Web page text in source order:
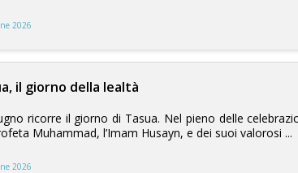
2026
il giorno della lealtà
ricorre il giorno di Tasua. Nel pieno delle
Muhammad, l’Imam Husayn, e dei suoi valorosi ...
2026